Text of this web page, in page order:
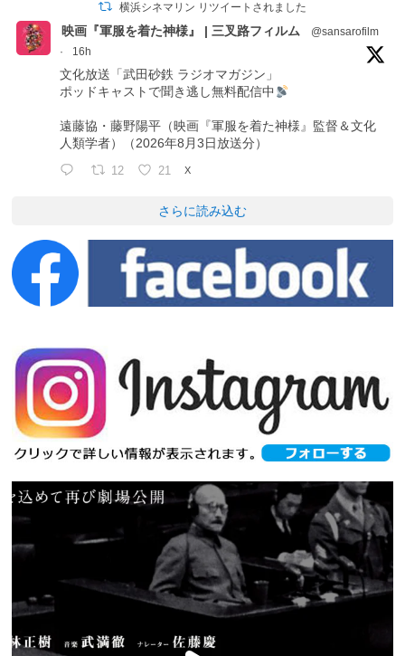
横浜シネマリン リツイートされました
映画『軍服を着た神様』 | 三叉路フィルム
@sansarofilm
·
16h
文化放送「武田砂鉄 ラジオマガジン」
ポッドキャストで聞き逃し無料配信中
遠藤協・藤野陽平（映画『軍服を着た神様』監督＆文化
人類学者）（2026年8月3日放送分）
12 21 X
さらに読み込む